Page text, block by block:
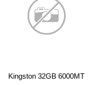
Kingston 32GB 6000MT